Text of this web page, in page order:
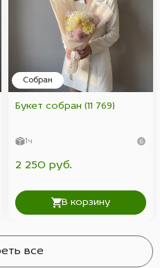
Собран
Букет собран (11 769)
1ч
2 250 руб.
В корзину
все